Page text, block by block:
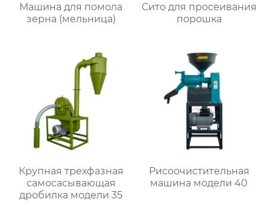
Машина для помола
зерна (мельница)
Сито для просеивания
порошка
Крупная трехфазная
самоcасывающая
дробилка модели 35
Рисоочистительная
машина модели 40